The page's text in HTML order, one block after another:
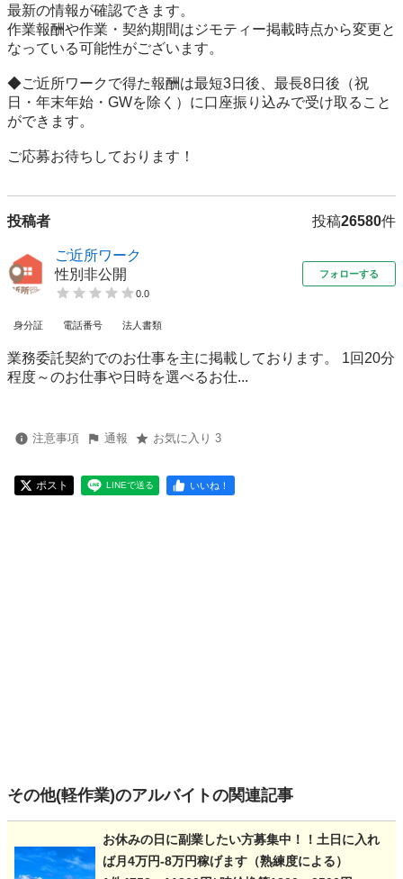
最新の情報が確認できます。
作業報酬や作業・契約期間はジモティー掲載時点から変更と
なっている可能性がございます。
◆ご近所ワークで得た報酬は最短3日後、最長8日後（祝
日・年末年始・GWを除く）に口座振り込みで受け取ること
ができます。
ご応募お待ちしております！
投稿者 投稿26580件
ご近所ワーク
性別非公開
0.0
フォローする
身分証 電話番号 法人書類
業務委託契約でのお仕事を主に掲載しております。 1回20分
程度～のお仕事や日時を選べるお仕...
注意事項 通報 お気に入り 3
ポスト LINEで送る いいね！
その他(軽作業)のアルバイトの関連記事
お休みの日に副業したい方募集中！！土日に入れ
ば月4万円-8万円稼げます（熟練度による）